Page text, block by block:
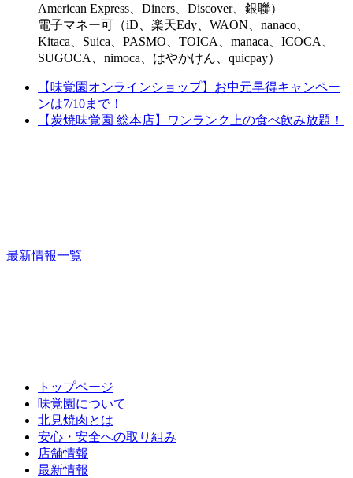
American Express、Diners、Discover、銀聯）
電子マネー可（iD、楽天Edy、WAON、nanaco、
Kitaca、Suica、PASMO、TOICA、manaca、ICOCA、
SUGOCA、nimoca、はやかけん、quicpay）
【味覚園オンラインショップ】お中元早得キャンペー
ンは7/10まで！
【炭焼味覚園 総本店】ワンランク上の食べ飲み放題！
最新情報一覧
トップページ
味覚園について
北見焼肉とは
安心・安全への取り組み
店舗情報
最新情報